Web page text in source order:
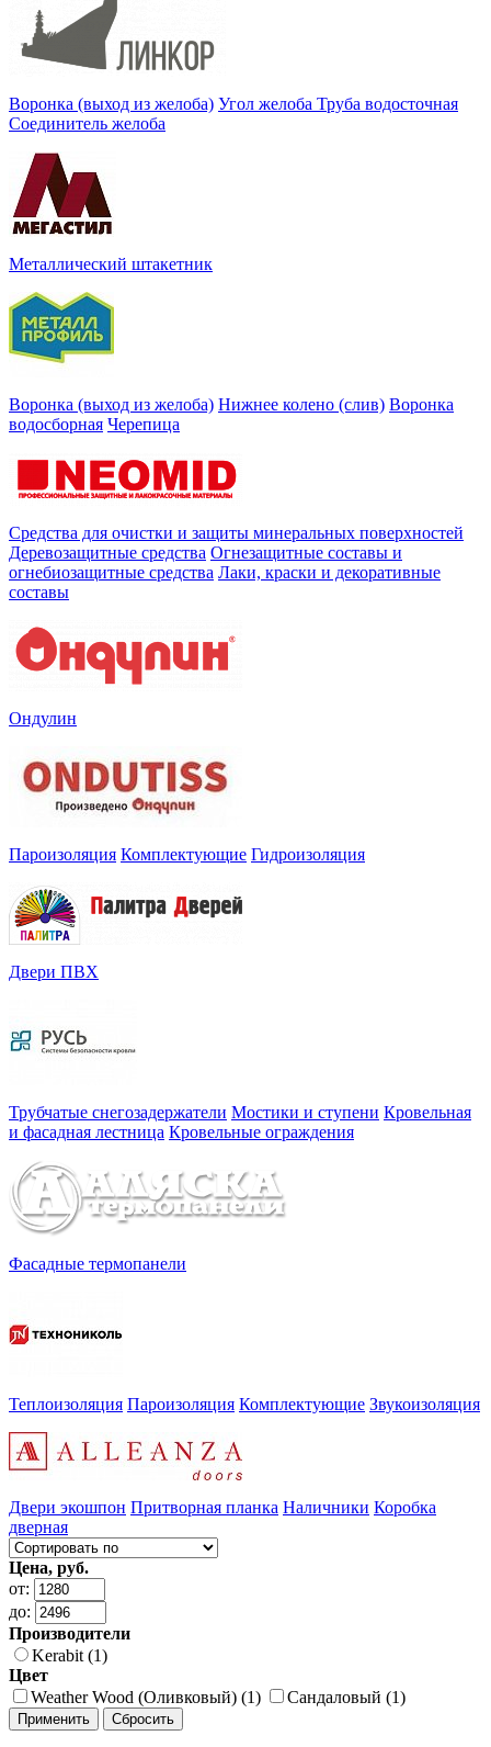
Воронка (выход из желоба) Угол желоба Труба водосточная
Соединитель желоба
Металлический штакетник
Воронка (выход из желоба) Нижнее колено (слив) Воронка
водосборная Черепица
Средства для очистки и защиты минеральных поверхностей
Деревозащитные средства Огнезащитные составы и
огнебиозащитные средства Лаки, краски и декоративные
составы
Ондулин
Пароизоляция Комплектующие Гидроизоляция
Двери ПВХ
Трубчатые снегозадержатели Мостики и ступени Кровельная
и фасадная лестница Кровельные ограждения
Фасадные термопанели
Теплоизоляция Пароизоляция Комплектующие Звукоизоляция
Двери экошпон Притворная планка Наличники Коробка
дверная
Цена, руб.
от:
до:
Производители
Kerabit (1)
Цвет
Weather Wood (Оливковый) (1)
Сандаловый (1)
Применить Сбросить